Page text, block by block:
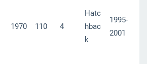
1970 110 4
Hatc
hbac
k
1995-
2001